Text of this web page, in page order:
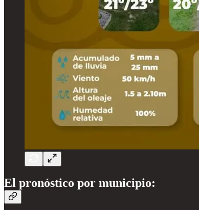
El pronóstico por municipio: